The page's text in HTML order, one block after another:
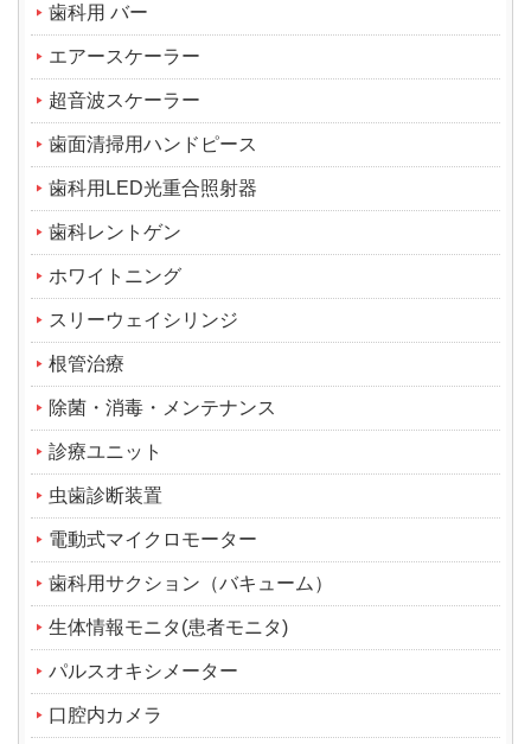
歯科用 バー
エアースケーラー
超音波スケーラー
歯面清掃用ハンドピース
歯科用LED光重合照射器
歯科レントゲン
ホワイトニング
スリーウェイシリンジ
根管治療
除菌・消毒・メンテナンス
診療ユニット
虫歯診断装置
電動式マイクロモーター
歯科用サクション（バキューム）
生体情報モニタ(患者モニタ)
パルスオキシメーター
口腔内カメラ